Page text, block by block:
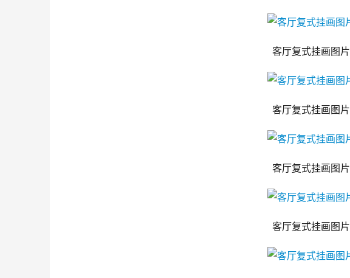
客厅复式挂画图片
客厅复式挂画图片
客厅复式挂画图片
客厅复式挂画图片